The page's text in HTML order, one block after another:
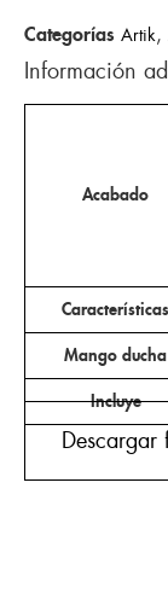
Categorías Artik,
Información
Acabado
Características
Mango ducha
Incluye